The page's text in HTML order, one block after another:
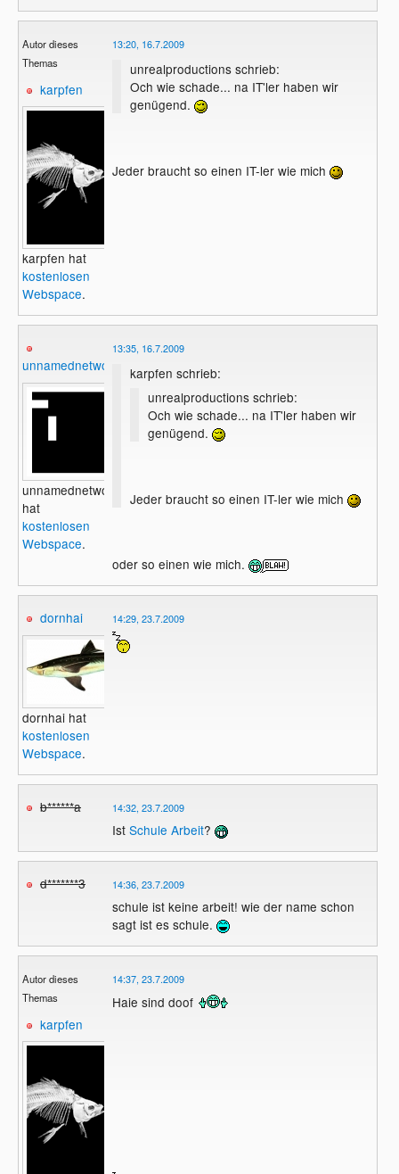
Autor dieses
Themas
karpfen
karpfen hat
kostenlosen
Webspace.
13:20, 16.7.2009
unrealproductions schrieb:
Och wie schade... na IT'ler haben wir
genügend.
Jeder braucht so einen IT-ler wie mich
unnamednetwork
unnamednetwork
hat
kostenlosen
Webspace.
13:35, 16.7.2009
karpfen schrieb:
unrealproductions schrieb:
Och wie schade... na IT'ler haben wir
genügend.
Jeder braucht so einen IT-ler wie mich
oder so einen wie mich.
dornhai
dornhai hat
kostenlosen
Webspace.
14:29, 23.7.2009
b******a 14:32, 23.7.2009
Ist Schule Arbeit?
d*******3 14:36, 23.7.2009
schule ist keine arbeit! wie der name schon
sagt ist es schule.
Autor dieses
Themas
karpfen
14:37, 23.7.2009
Haie sind doof